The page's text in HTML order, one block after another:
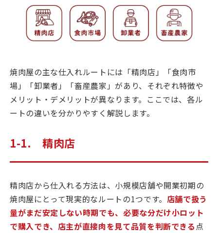
焼肉屋の主な仕入れルートには「精肉店」「食肉市
場」「卸業者」「畜産農家」があり、それぞれ特徴や
メリット・デメリットが異なります。ここでは、各ル
ートの違いを分かりやすく解説します。
1-1. 精肉店
精肉店から仕入れる方法は、小規模店舗や開業初期の
焼肉屋にとって現実的なルートの1つです。 店舗で扱う
量がまだ安定しない時期でも、必要な分だけ小ロット
で購入でき、店主が直接肉を見て品質を判断できる点